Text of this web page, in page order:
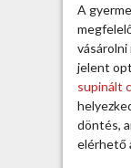
A
vásárolni
jelent
supinált
döntés,
elérhető